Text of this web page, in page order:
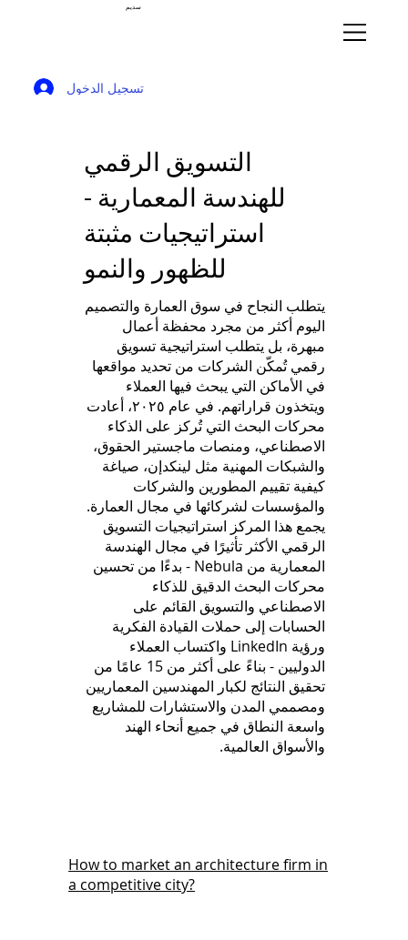
سديم
تسجيل الدخول
التسويق الرقمي
للهندسة المعمارية -
استراتيجيات مثبتة
للظهور والنمو
يتطلب النجاح في سوق العمارة والتصميم
اليوم أكثر من مجرد محفظة أعمال
مبهرة، بل يتطلب استراتيجية تسويق
رقمي تُمكّن الشركات من تحديد مواقعها
في الأماكن التي يبحث فيها العملاء
ويتخذون قراراتهم. في عام ٢٠٢٥، أعادت
محركات البحث التي تُركز على الذكاء
الاصطناعي، ومنصات ماجستير الحقوق،
والشبكات المهنية مثل لينكدإن، صياغة
كيفية تقييم المطورين والشركات
والمؤسسات لشركائها في مجال العمارة.
يجمع هذا المركز استراتيجيات التسويق
الرقمي الأكثر تأثيرًا في مجال الهندسة
المعمارية من Nebula - بدءًا من تحسين
محركات البحث الدقيق للذكاء
الاصطناعي والتسويق القائم على
الحسابات إلى حملات القيادة الفكرية
ورؤية LinkedIn واكتساب العملاء
الدوليين - بناءً على أكثر من 15 عامًا من
تحقيق النتائج لكبار المهندسين المعماريين
ومصممي المدن والاستشارات للمشاريع
واسعة النطاق في جميع أنحاء الهند
والأسواق العالمية.
How to market an architecture firm in
a competitive city?